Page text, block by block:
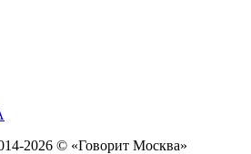
2026 © «Говорит Москва»